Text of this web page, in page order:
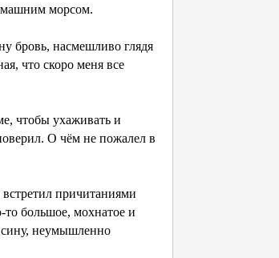
морсом.
бровь, насмешливо глядя
что скоро меня все
чтобы ухаживать и
О чём не пожалел в
причитаниями
большое, мохнатое и
неумышленно